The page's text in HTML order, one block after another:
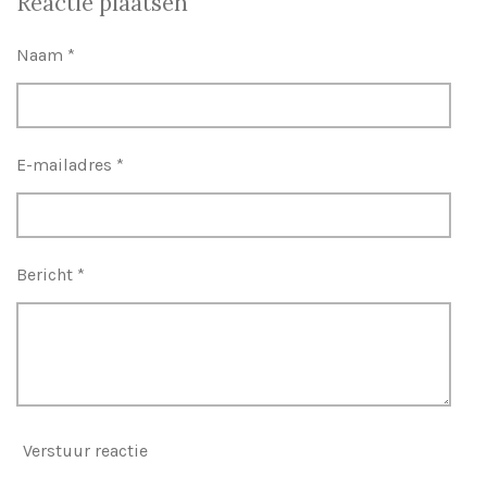
e
l
r
e
Naam *
E-mailadres *
Bericht *
Verstuur reactie